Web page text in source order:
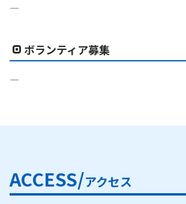
―
ボランティア募集
―
ACCESS/アクセス